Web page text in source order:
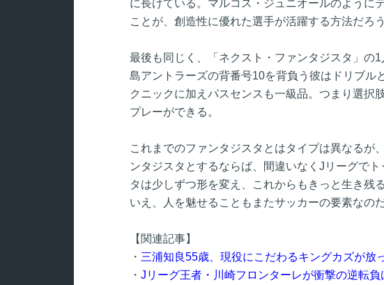
に長けている。マルコス・ジュニオールのように
ことが、創造性に優れた選手が活躍する方法だろう
最後も同じく、「ネクスト・ファンタジスタ」の
島アントラーズの背番号10を背負う彼はドリブル
クニックに加えパスセンスも一級品。つまり選択
プレーができる。
これまでのファンタジスタとはタイプは異なるが
ンタジスタとするならば、間違いなくJリーグで
タは少しずつ形を変え、これからもきっと生き残
いえ、人を魅せることもまたサッカーの要素なのだ
【関連記事】
・ 三浦知良55歳、現役にこだわるキングカズが放
・ Jリーグ王者・川崎フロンターレが衝撃の逆転